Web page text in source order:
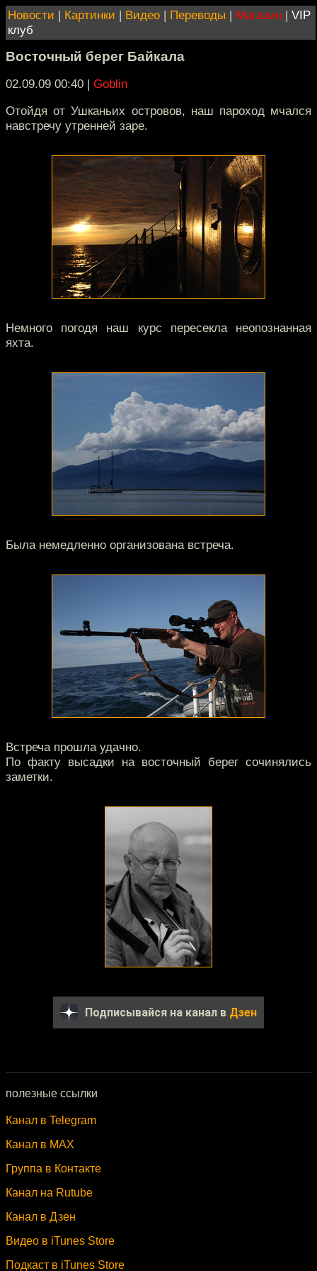
Новости | Картинки | Видео | Переводы | Магазин | VIP
клуб
Восточный берег Байкала
02.09.09 00:40 | Goblin
Отойдя от Ушканьих островов, наш пароход мчался
навстречу утренней заре.
Немного погодя наш курс пересекла неопознанная
яхта.
Была немедленно организована встреча.
Встреча прошла удачно.
По факту высадки на восточный берег сочинялись
заметки.
Подписывайся на канал в Дзен
полезные ссылки
Канал в Telegram
Канал в MAX
Группа в Контакте
Канал на Rutube
Канал в Дзен
Видео в iTunes Store
Подкаст в iTunes Store